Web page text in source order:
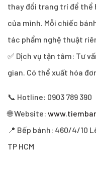
thay đổi trang trí để thể
của mình. Mỗi chiếc
tác phẩm nghệ thuật
✅ Dịch vụ tận tâm: Tư
gian. Có thể xuất hóa
📞 Hotline: 0903 789 390
🌐 Website:
📍 Bếp bánh: 460/4/10
TP HCM